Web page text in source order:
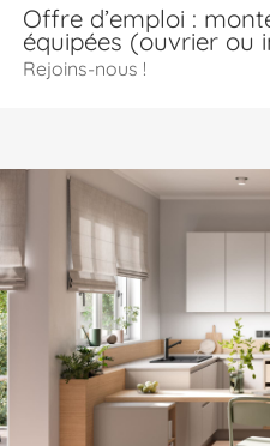
Offre d’emploi :
équipées (ouvrier ou
Rejoins-nous !